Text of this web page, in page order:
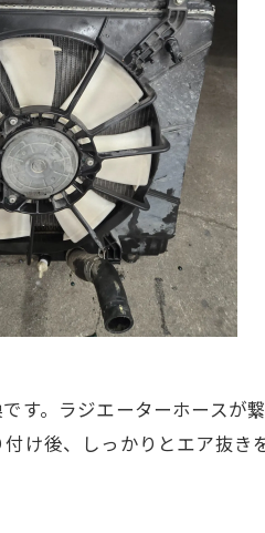
す。ラジエーターホースが
け後、しっかりとエア抜き